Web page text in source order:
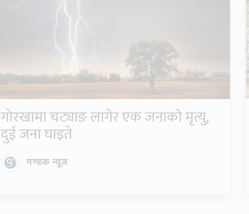
गोरखामा चट्याङ लागेर एक जनाको मृत्यु,
दुई जना घाइते
गण्डक न्यूज